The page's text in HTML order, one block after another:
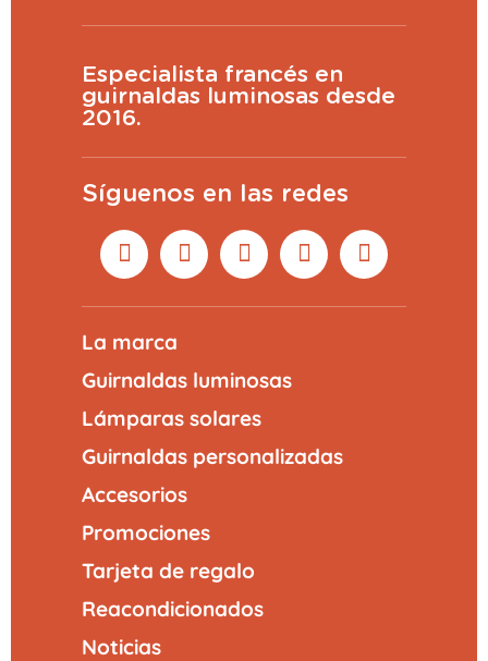
Especialista francés en
guirnaldas luminosas desde
2016.
Síguenos en las redes
La marca
Guirnaldas luminosas
Lámparas solares
Guirnaldas personalizadas
Accesorios
Promociones
Tarjeta de regalo
Reacondicionados
Noticias